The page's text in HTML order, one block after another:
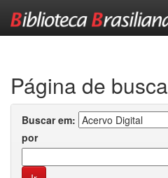
Página de busca
Buscar em:
por